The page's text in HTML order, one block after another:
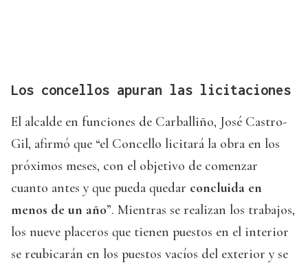
Los concellos apuran las licitaciones
El alcalde en funciones de Carballiño, José Castro-
Gil, afirmó que “el Concello licitará la obra en los
próximos meses, con el objetivo de comenzar
cuanto antes y que pueda quedar concluida en
menos de un año”. Mientras se realizan los trabajos,
los nueve placeros que tienen puestos en el interior
se reubicarán en los puestos vacíos del exterior y se